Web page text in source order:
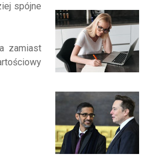
spójne
zamiast